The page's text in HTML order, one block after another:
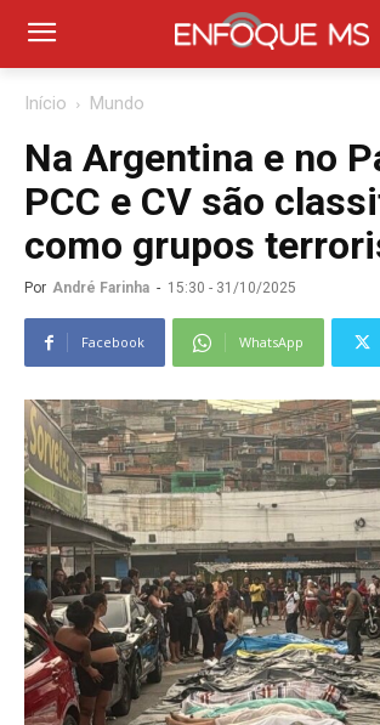
Início Mundo
Na Argentina e no
PCC e CV são
como grupos
Por André Farinha - 15:30 - 31/10/2025
Facebook WhatsApp